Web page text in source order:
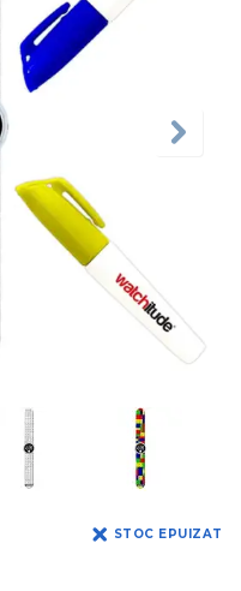
STOC EPUIZAT